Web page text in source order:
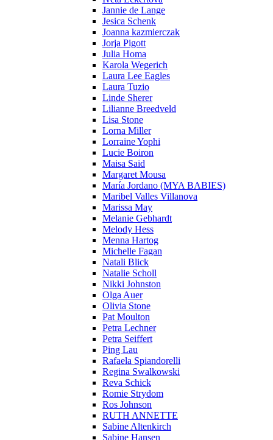
Jannie de Lange
Jesica Schenk
Joanna kazmierczak
Jorja Pigott
Julia Homa
Karola Wegerich
Laura Lee Eagles
Laura Tuzio
Linde Sherer
Lilianne Breedveld
Lisa Stone
Lorna Miller
Lorraine Yophi
Lucie Boiron
Maisa Said
Margaret Mousa
María Jordano (MYA BABIES)
Maribel Valles Villanova
Marissa May
Melanie Gebhardt
Melody Hess
Menna Hartog
Michelle Fagan
Natali Blick
Natalie Scholl
Nikki Johnston
Olga Auer
Olivia Stone
Pat Moulton
Petra Lechner
Petra Seiffert
Ping Lau
Rafaela Spiandorelli
Regina Swalkowski
Reva Schick
Romie Strydom
Ros Johnson
RUTH ANNETTE
Sabine Altenkirch
Sabine Hansen